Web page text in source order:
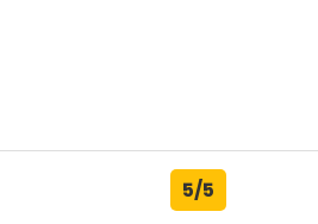
5/5